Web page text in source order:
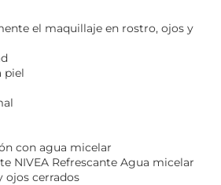
el maquillaje en rostro, ojos y
piel
con agua micelar
NIVEA Refrescante Agua micelar
ojos cerrados